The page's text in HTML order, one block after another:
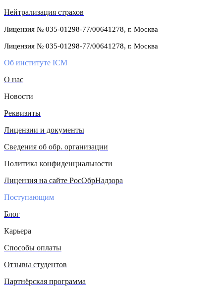
Нейтрализация страхов
Лицензия № 035-01298-77/00641278, г. Москва
Лицензия № 035-01298-77/00641278, г. Москва
Об институте ICM
О нас
Новости
Реквизиты
Лицензии и документы
Сведения об обр. организации
Политика конфиденциальности
Лицензия на сайте РосОбрНадзора
Поступающим
Блог
Карьера
Способы оплаты
Отзывы студентов
Партнёрская программа